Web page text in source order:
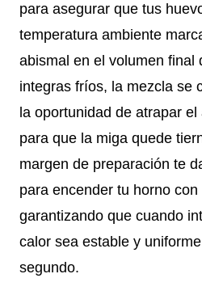
para asegurar que tus
temperatura ambiente
abismal en el volumen final
integras fríos, la mezcla se
la oportunidad de atrapar
para que la miga quede
margen de preparación te
para encender tu horno con
garantizando que cuando
calor sea estable y
segundo.